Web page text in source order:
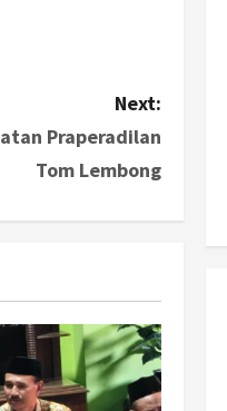
Next:
Praperadilan
Tom Lembong